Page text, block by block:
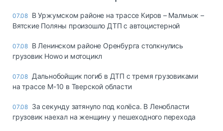
07.08 В Уржумском районе на трассе Киров – Малмыж –
Вятские Поляны произошло ДТП с автоцистерной
07.08 В Ленинском районе Оренбурга столкнулись
грузовик Howo и мотоцикл
07.08 Дальнобойщик погиб в ДТП с тремя грузовиками
на трассе М-10 в Тверской области
07.08 За секунду затянуло под колёса. В Ленобласти
грузовик наехал на женщину у пешеходного перехода